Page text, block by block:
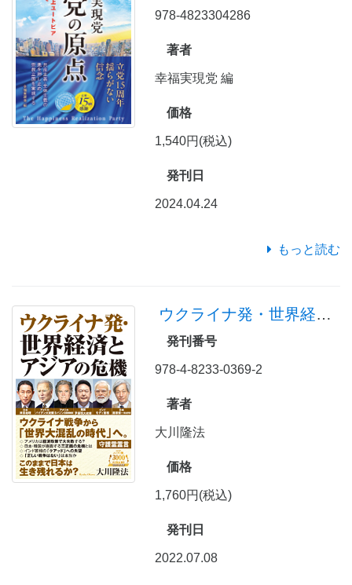
978-4823304286
著者
幸福実現党 編
価格
1,540円(税込)
発刊日
2024.04.24
もっと読む
ウクライナ発・世界経済とアジアの危機
発刊番号
978-4-8233-0369-2
著者
大川隆法
価格
1,760円(税込)
発刊日
2022.07.08